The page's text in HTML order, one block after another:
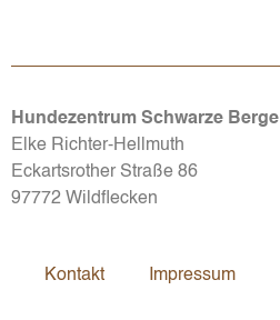
Hundezentrum Schwarze Berge
Elke Richter-Hellmuth
Eckartsrother Straße 86
97772 Wildflecken
Kontakt Impressum